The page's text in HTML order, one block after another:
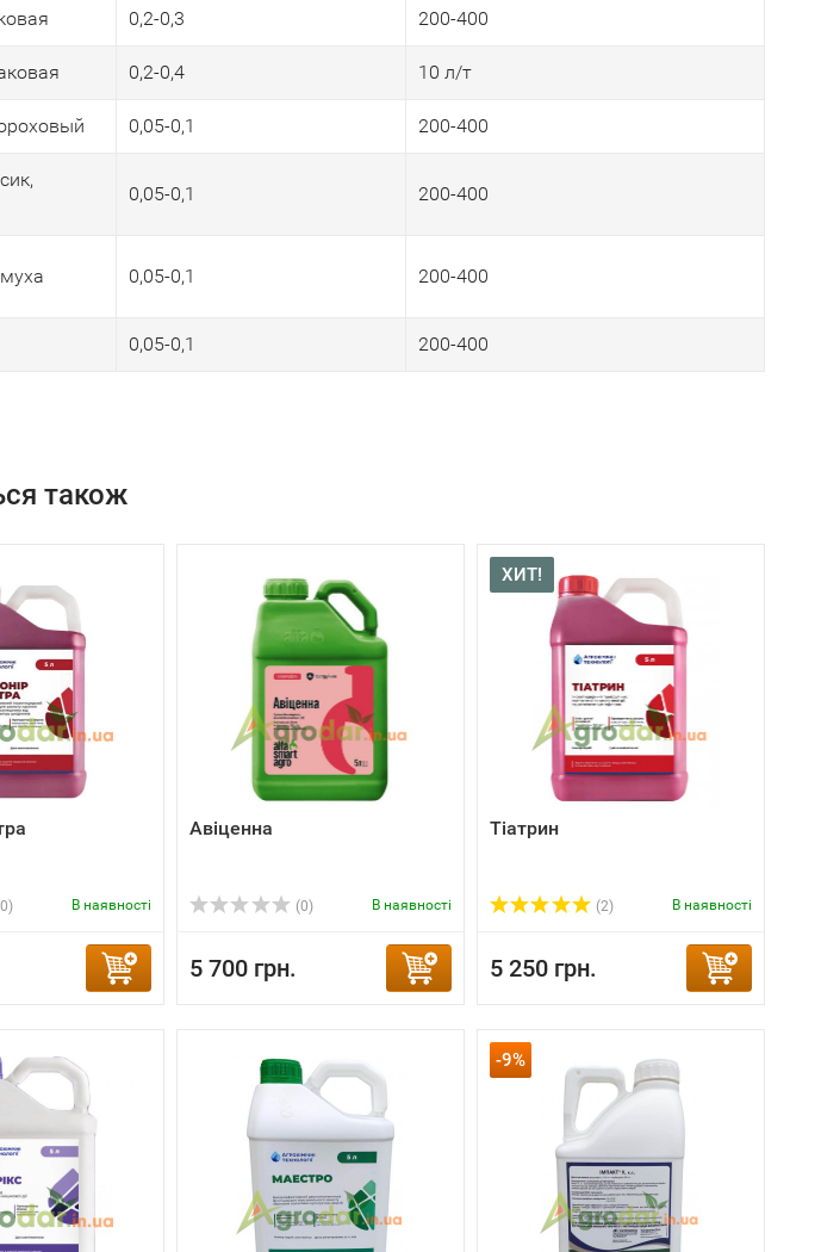
0,2-0,3 200-400
0,2-0,4 10 л/т
0,05-0,1 200-400
0,05-0,1 200-400
0,05-0,1 200-400
0,05-0,1 200-400
також
В наявності
Авіценна
(0) В наявності
5 700 грн.
ХИТ!
Тіатрин
(2) В наявності
5 250 грн.
-9%